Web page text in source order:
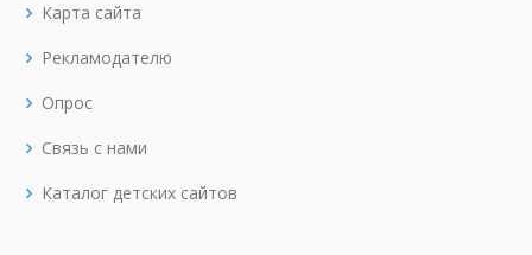
Карта сайта
Рекламодателю
Опрос
Связь с нами
Каталог детских сайтов